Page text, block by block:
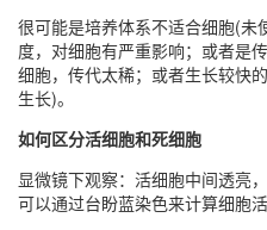
很可能是培养体系不适合细胞(未
度，对细胞有严重影响；或者是
细胞，传代太稀；或者生长较快
生长)。
如何区分活细胞和死细胞
显微镜下观察：活细胞中间透亮
可以通过台盼蓝染色来计算细胞活